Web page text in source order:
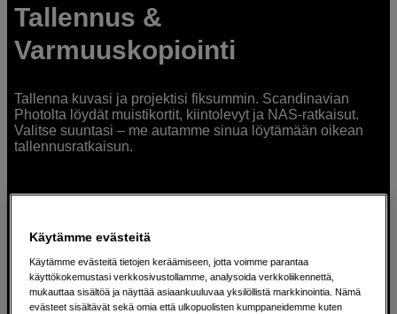
Tallennus &
Varmuuskopiointi
Tallenna kuvasi ja projektisi fiksummin. Scandinavian
Photolta löydät muistikortit, kiintolevyt ja NAS-ratkaisut.
Valitse suuntasi – me autamme sinua löytämään oikean
tallennusratkaisun.
Nopea toimitus•Turvalliset maksut•
Henkilökohtainen palvelu
Käytämme evästeitä
Käytämme evästeitä tietojen keräämiseen, jotta voimme parantaa
käyttökokemustasi verkkosivustollamme, analysoida verkkoliikennettä,
mukauttaa sisältöä ja näyttää asiaankuuluvaa yksilöllistä markkinointia. Nämä
evästeet sisältävät sekä omia että ulkopuolisten kumppaneidemme kuten